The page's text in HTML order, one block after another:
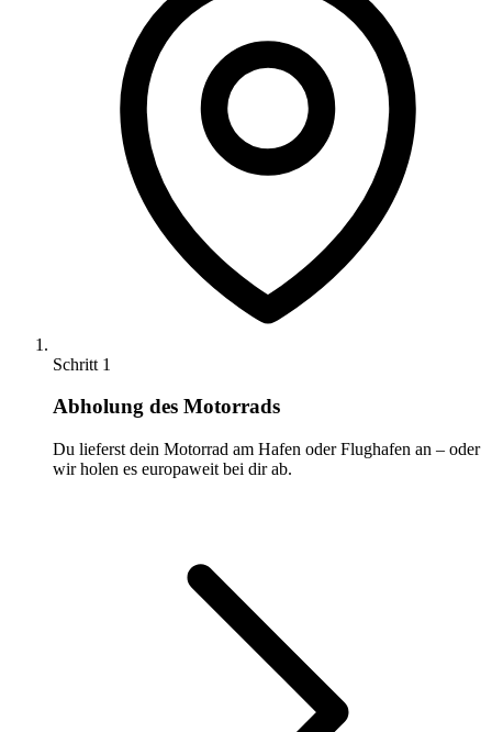
Schritt 1
Abholung des Motorrads
Du lieferst dein Motorrad am Hafen oder Flughafen an – oder
wir holen es europaweit bei dir ab.